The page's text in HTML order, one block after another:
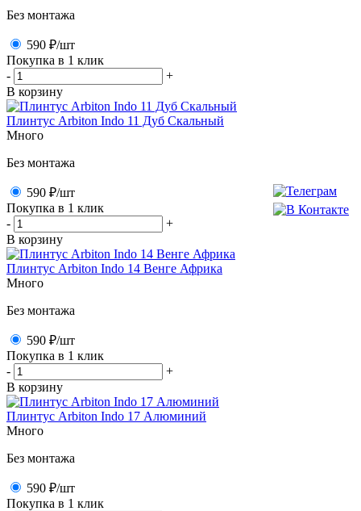
Без монтажа
590 ₽/шт
Покупка в 1 клик
-
+
В корзину
Плинтус Arbiton Indo 11 Дуб Скальный
Много
Без монтажа
590 ₽/шт
Покупка в 1 клик
-
+
В корзину
Плинтус Arbiton Indo 14 Венге Африка
Много
Без монтажа
590 ₽/шт
Покупка в 1 клик
-
+
В корзину
Плинтус Arbiton Indo 17 Алюминий
Много
Без монтажа
590 ₽/шт
Покупка в 1 клик